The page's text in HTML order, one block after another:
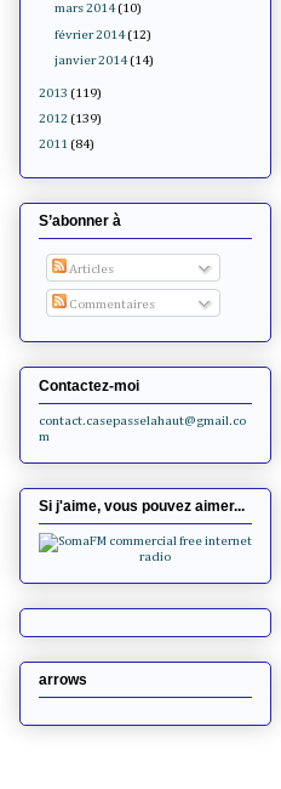
mars 2014 (10)
février 2014 (12)
janvier 2014 (14)
2013 (119)
2012 (139)
2011 (84)
S’abonner à
Articles
Commentaires
Contactez-moi
contact.casepasselahaut@gmail.co
m
Si j'aime, vous pouvez aimer...
arrows